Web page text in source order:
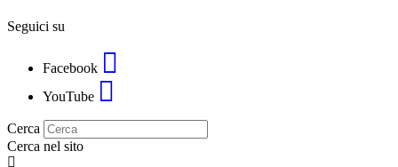
Seguici su
Facebook
YouTube
Cerca
Cerca nel sito